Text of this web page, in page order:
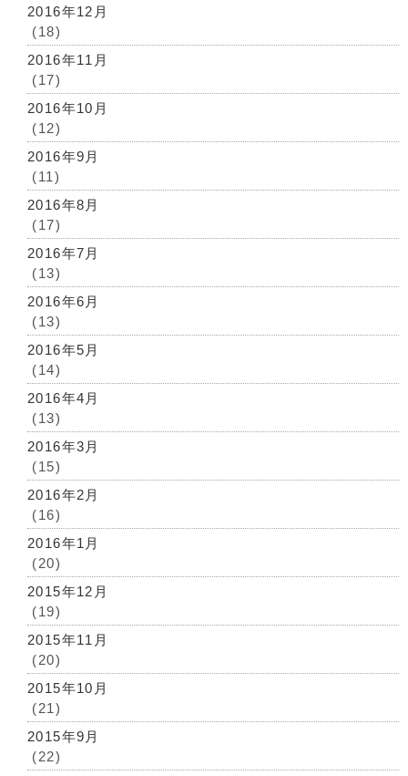
2016年12月
(18)
2016年11月
(17)
2016年10月
(12)
2016年9月
(11)
2016年8月
(17)
2016年7月
(13)
2016年6月
(13)
2016年5月
(14)
2016年4月
(13)
2016年3月
(15)
2016年2月
(16)
2016年1月
(20)
2015年12月
(19)
2015年11月
(20)
2015年10月
(21)
2015年9月
(22)